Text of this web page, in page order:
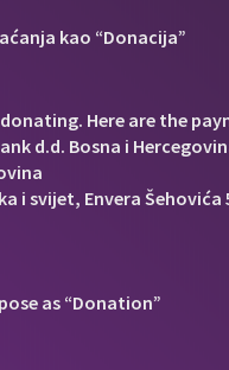
kao “Donacija”
Here are the
d.d. Bosna i
i svijet, Envera Šehovića
as “Donation”